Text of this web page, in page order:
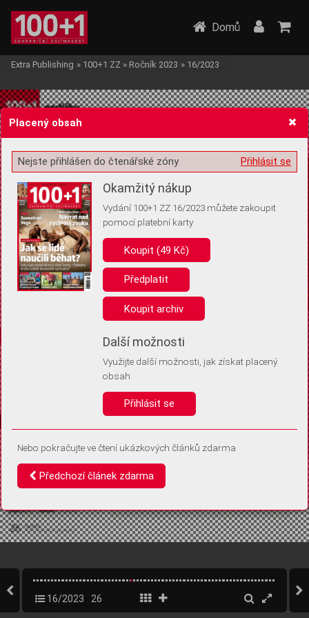
Žádost o souhlas s ukládáním volitelných informací
Pro základní fungování webu nepotřebujeme ukládat žádné informace
(tzv. cookies apod.). Rádi bychom vás ale požádali o souhlas s
uložením volitelných informací:
Anonymní unikátní ID
Díky němu příště poznáme, že se jedná o stejné zařízení, a
Identifikátor je zcela anonymní.
Vaše souhlasy a odmítnutí si ukládáme do vašeho zařízení, abychom se
vás už příště znovu neptali. Můžete je kdykoli později upravit ve Správě
Domů
Extra Publishing » 100+1 ZZ » Ročník 2023 » 16/2023
16/2023 26
Placený obsah
Přihlásit se
Nejste přihlášen do čtenářské zóny
Okamžitý nákup
Vydání 100+1 ZZ 16/2023 můžete zakoupit
pomocí platební karty
Koupit (49 Kč)
Předplatit
Koupit archiv
Další možnosti
Využijte další možnosti, jak získat placený
obsah
Přihlásit se
Nebo pokračujte ve čtení ukázkových článků zdarma
Předchozí článek zdarma